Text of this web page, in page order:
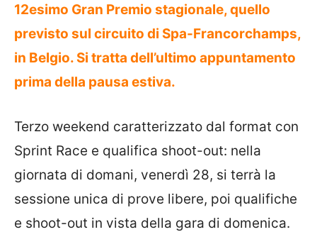
12esimo Gran Premio stagionale, quello
previsto sul circuito di Spa-Francorchamps,
in Belgio. Si tratta dell’ultimo appuntamento
prima della pausa estiva.
Terzo weekend caratterizzato dal format con
Sprint Race e qualifica shoot-out: nella
giornata di domani, venerdì 28, si terrà la
sessione unica di prove libere, poi qualifiche
e shoot-out in vista della gara di domenica.